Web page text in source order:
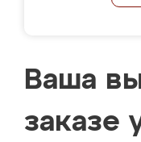
Ваша
заказе